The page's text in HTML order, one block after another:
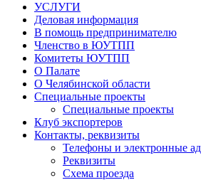
УСЛУГИ
Деловая информация
В помощь предпринимателю
Членство в ЮУТПП
Комитеты ЮУТПП
О Палате
О Челябинской области
Специальные проекты
Специальные проекты
Клуб экспортеров
Контакты, реквизиты
Телефоны и электронные
Реквизиты
Схема проезда